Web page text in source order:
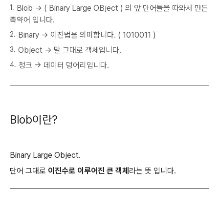
Blob → ( Binary Large OBject ) 의 앞 단어들을 따와서 만든
축약어 입니다.
Binary → 이진법을 의미합니다. ( 1010011 )
Object → 말 그대로 객체입니다.
청크 → 데이터 덩어리입니다.
Blob이란?
Binary Large Object.
단어 그대로 이진수로 이루어진 큰 객체 라는 뜻 입니다.